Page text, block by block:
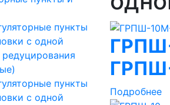
пункты
с одной
пункты
с одной
Подробнее